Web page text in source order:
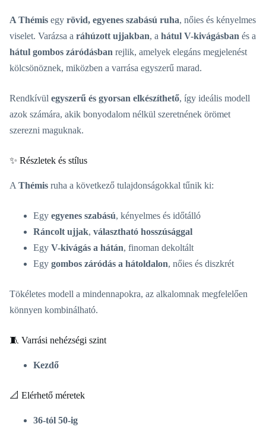
A Thémis egy rövid, egyenes szabású ruha, nőies és kényelmes
viselet. Varázsa a ráhúzott ujjakban, a hátul V-kivágásban és a
hátul gombos záródásban rejlik, amelyek elegáns megjelenést
kölcsönöznek, miközben a varrása egyszerű marad.
Rendkívül egyszerű és gyorsan elkészíthető, így ideális modell
azok számára, akik bonyodalom nélkül szeretnének örömet
szerezni maguknak.
✨ Részletek és stílus
A Thémis ruha a következő tulajdonságokkal tűnik ki:
Egy egyenes szabású, kényelmes és időtálló
Ráncolt ujjak, választható hosszúsággal
Egy V-kivágás a hátán, finoman dekoltált
Egy gombos záródás a hátoldalon, nőies és diszkrét
Tökéletes modell a mindennapokra, az alkalomnak megfelelően
könnyen kombinálható.
🧵 Varrási nehézségi szint
Kezdő
📐 Elérhető méretek
36-tól 50-ig